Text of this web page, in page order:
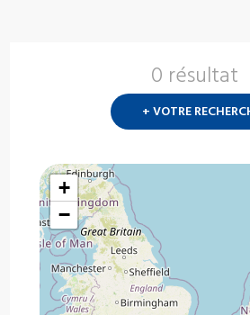
0 résultat
+ VOTRE
+
−